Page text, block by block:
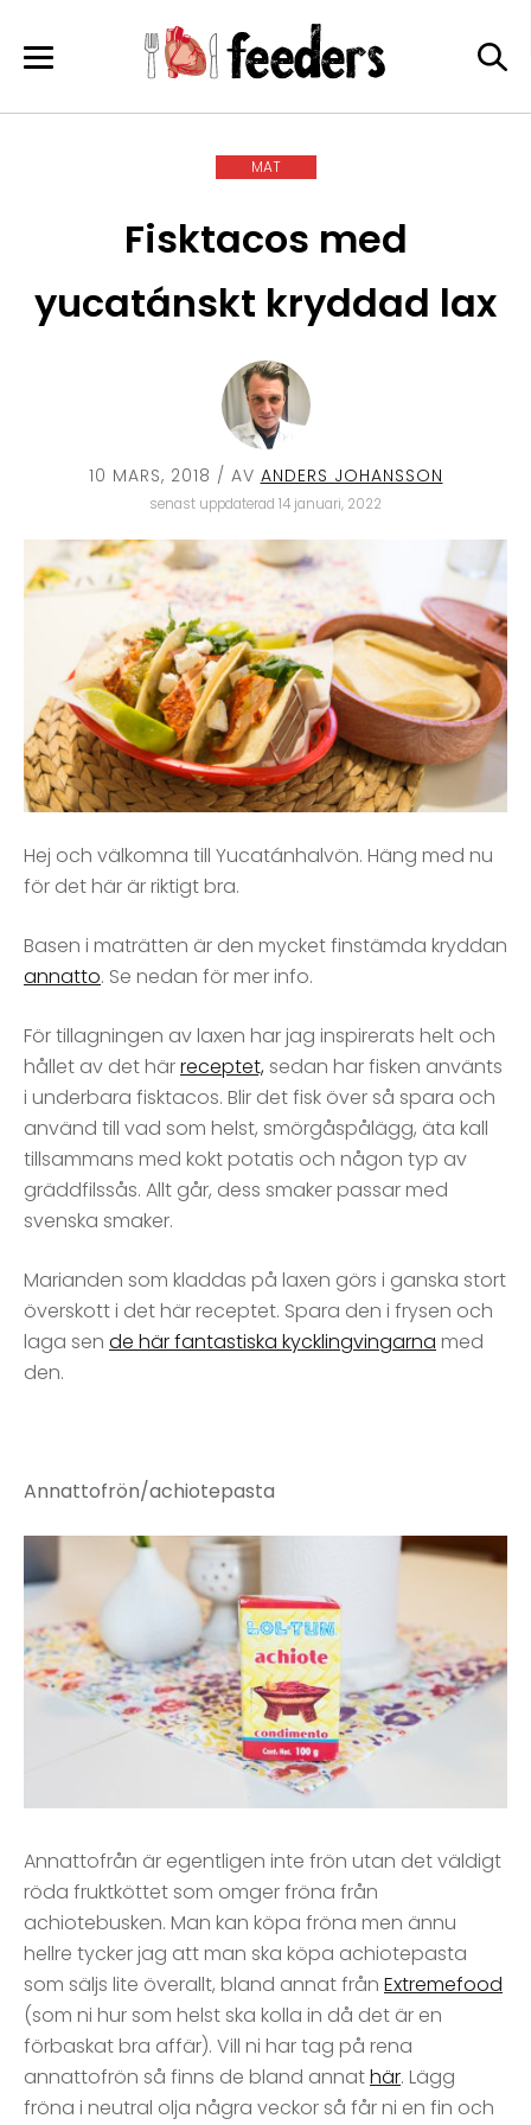
MAT
Fisktacos med
yucatánskt kryddad lax
10 MARS, 2018 / AV ANDERS JOHANSSON
senast uppdaterad 14 januari, 2022
Hej och välkomna till Yucatánhalvön. Häng med nu
för det här är riktigt bra.
Basen i maträtten är den mycket finstämda kryddan
annatto. Se nedan för mer info.
För tillagningen av laxen har jag inspirerats helt och
hållet av det härreceptet,sedan har fisken använts
i underbara fisktacos. Blir det fisk över så spara och
använd till vad som helst, smörgåspålägg, äta kall
tillsammans med kokt potatis och någon typ av
gräddfilssås. Allt går, dess smaker passar med
svenska smaker.
Marianden som kladdas på laxen görs i ganska stort
överskott i det här receptet. Spara den i frysen och
laga sen de här fantastiska kycklingvingarna med
den.
Annattofrön/achiotepasta
Annattofrån är egentligen inte frön utan det väldigt
röda fruktköttet som omger fröna från
achiotebusken. Man kan köpa fröna men ännu
hellre tycker jag att man ska köpa achiotepasta
som säljs lite överallt, bland annat från Extremefood
(som ni hur som helst ska kolla in då det är en
förbaskat bra affär). Vill ni har tag på rena
annattofrön så finns de bland annathär. Lägg
fröna i neutral olja några veckor så får ni en fin och